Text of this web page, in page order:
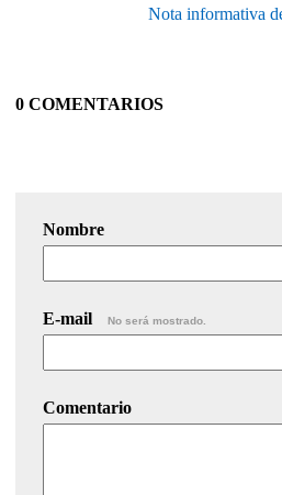
Nota informativa
0 COMENTARIOS
Nombre
E-mail No será mostrado.
Comentario